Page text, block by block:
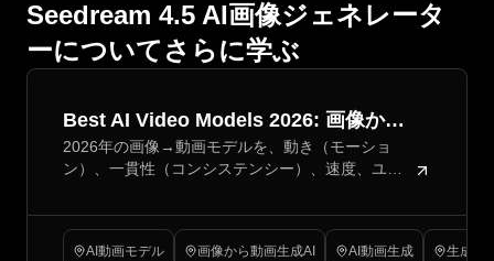
Seedream 4.5 AI画像ジェネレータ
ーについてさらに学ぶ
Best AI Video Models 2026: 画像から
動画生成の究極ガイド
2026年の画像→動画モデルを、動き（モーショ
ン）、一貫性（コンシステンシー）、速度、ユー
使える動画クリップを作るための実践的なFlyne AI
ワークフローを紹介してください。
AI動画モデル 画像から動画生成AI AI動画生成 生成AI